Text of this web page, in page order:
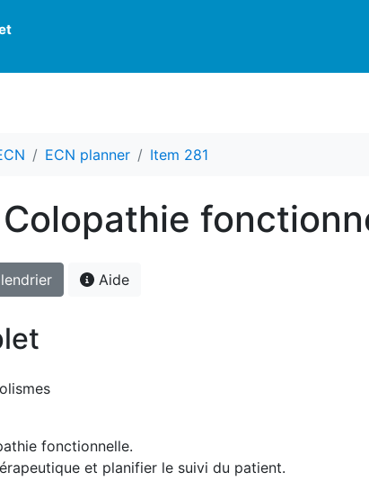
ECN planner Item 281
Aide
fonctionnelle.
et planifier le suivi du patient.